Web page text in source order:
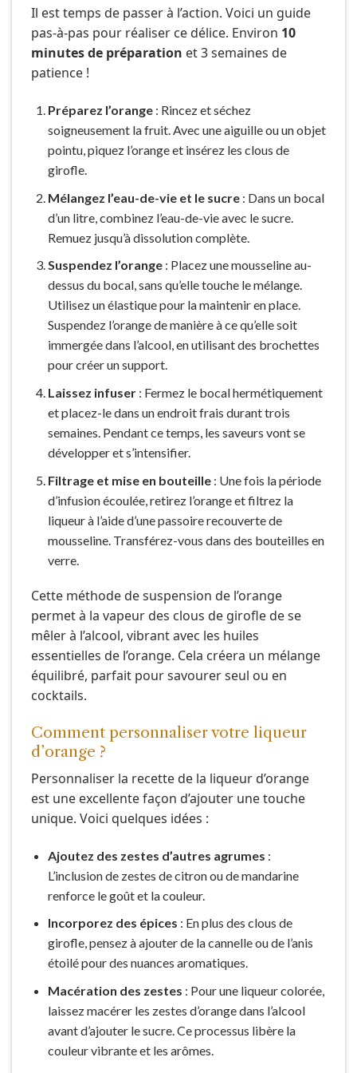
Il est temps de passer à l’action. Voici un guide
pas-à-pas pour réaliser ce délice. Environ 10
minutes de préparation et 3 semaines de
patience !
Préparez l’orange: Rincez et séchez
soigneusement la fruit. Avec une aiguille ou un objet
pointu, piquez l’orange et insérez les clous de
girofle.
Mélangez l’eau-de-vie et le sucre: Dans un bocal
d’un litre, combinez l’eau-de-vie avec le sucre.
Remuez jusqu’à dissolution complète.
Suspendez l’orange: Placez une mousseline au-
dessus du bocal, sans qu’elle touche le mélange.
Utilisez un élastique pour la maintenir en place.
Suspendez l’orange de manière à ce qu’elle soit
immergée dans l’alcool, en utilisant des brochettes
pour créer un support.
Laissez infuser: Fermez le bocal hermétiquement
et placez-le dans un endroit frais durant trois
semaines. Pendant ce temps, les saveurs vont se
développer et s’intensifier.
Filtrage et mise en bouteille: Une fois la période
d’infusion écoulée, retirez l’orange et filtrez la
liqueur à l’aide d’une passoire recouverte de
mousseline. Transférez-vous dans des bouteilles en
verre.
Cette méthode de suspension de l’orange
permet à la vapeur des clous de girofle de se
mêler à l’alcool, vibrant avec les huiles
essentielles de l’orange. Cela créera un mélange
équilibré, parfait pour savourer seul ou en
cocktails.
Comment personnaliser votre liqueur
d’orange ?
Personnaliser la recette de la liqueur d’orange
est une excellente façon d’ajouter une touche
unique. Voici quelques idées :
Ajoutez des zestes d’autres agrumes :
L’inclusion de zestes de citron ou de mandarine
renforce le goût et la couleur.
Incorporez des épices : En plus des clous de
girofle, pensez à ajouter de la cannelle ou de l’anis
étoilé pour des nuances aromatiques.
Macération des zestes : Pour une liqueur colorée,
laissez macérer les zestes d’orange dans l’alcool
avant d’ajouter le sucre. Ce processus libère la
couleur vibrante et les arômes.